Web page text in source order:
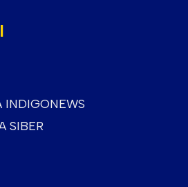
INDIGONEWS
SIBER